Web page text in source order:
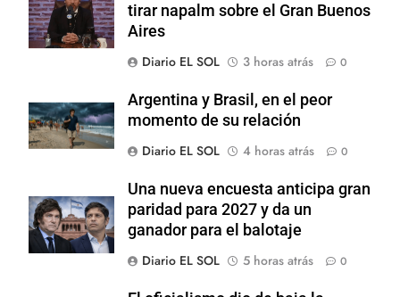
tirar napalm sobre el Gran Buenos
Aires
Diario EL SOL
3 horas atrás 0
Argentina y Brasil, en el peor
momento de su relación
Diario EL SOL
4 horas atrás 0
Una nueva encuesta anticipa gran
paridad para 2027 y da un
ganador para el balotaje
Diario EL SOL
5 horas atrás 0